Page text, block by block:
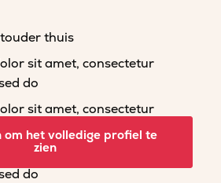
thuis
sit amet, consectetur
do
sit amet, consectetur
do
sit amet, consectetur
do
om het volledige profiel te
zien